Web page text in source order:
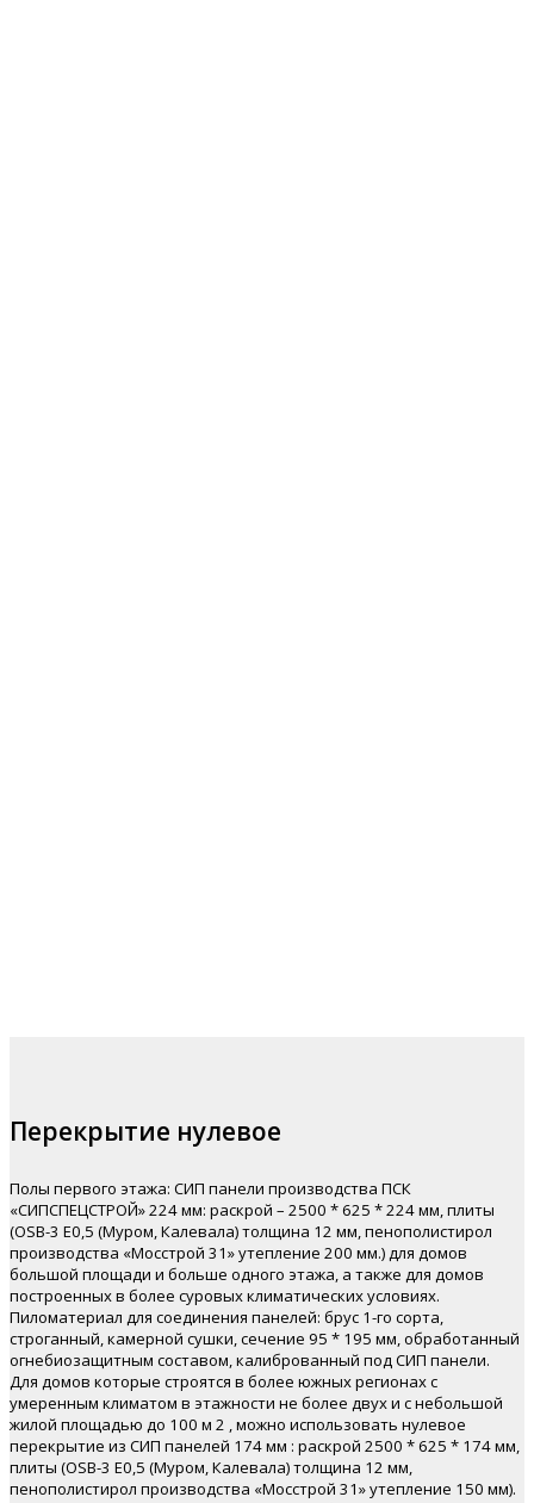
Перекрытие нулевое
Полы первого этажа: СИП панели производства ПСК
«СИПСПЕЦСТРОЙ» 224 мм: раскрой – 2500 * 625 * 224 мм, плиты
(OSB-3 Е0,5 (Муром, Калевала) толщина 12 мм, пенополистирол
производства «Мосстрой 31» утепление 200 мм.) для домов
большой площади и больше одного этажа, а также для домов
построенных в более суровых климатических условиях.
Пиломатериал для соединения панелей: брус 1-го сорта,
строганный, камерной сушки, сечение 95 * 195 мм, обработанный
огнебиозащитным составом, калиброванный под СИП панели.
Для домов которые строятся в более южных регионах с
умеренным климатом в этажности не более двух и с небольшой
жилой площадью до 100 м 2 , можно использовать нулевое
перекрытие из СИП панелей 174 мм : раскрой 2500 * 625 * 174 мм,
плиты (OSB-3 Е0,5 (Муром, Калевала) толщина 12 мм,
пенополистирол производства «Мосстрой 31» утепление 150 мм).